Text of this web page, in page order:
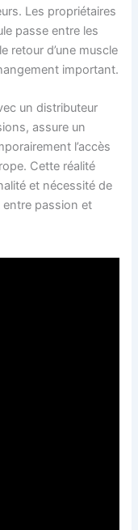
Les propriétaires
passe entre les
retour d’une muscle
important.
un distributeur
assure un
l’accès
Cette réalité
et nécessité de
entre passion et